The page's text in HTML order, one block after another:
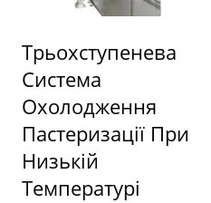
Трьохступенева
Система
Охолодження
Пастеризації При
Низькій
Температурі